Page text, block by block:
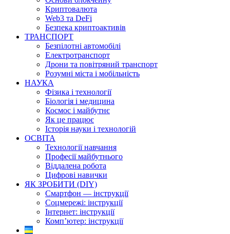
Криптовалюта
Web3 та DeFi
Безпека криптоактивів
ТРАНСПОРТ
Безпілотні автомобілі
Електротранспорт
Дрони та повітряний транспорт
Розумні міста і мобільність
НАУКА
Фізика і технології
Біологія і медицина
Космос і майбутнє
Як це працює
Історія науки і технологій
ОСВІТА
Технології навчання
Професії майбутнього
Віддалена робота
Цифрові навички
ЯК ЗРОБИТИ (DIY)
Смартфон — інструкції
Соцмережі: інструкції
Інтернет: інструкції
Комп’ютер: інструкції